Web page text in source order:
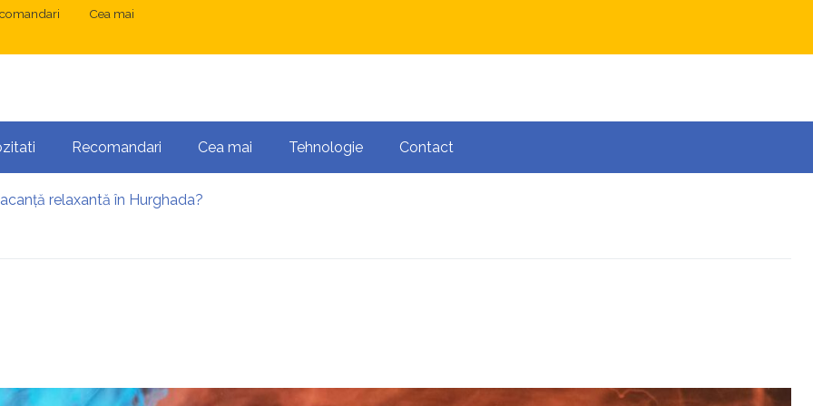
Cea mai
Recomandari Cea mai Tehnologie Contact
relaxantă în Hurghada?
și Mastodon: cum gestionezi mai multe site-uri
operația?